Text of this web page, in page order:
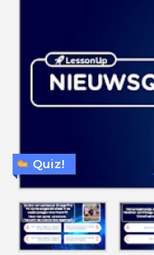
Quiz!